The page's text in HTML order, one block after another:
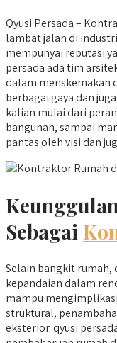
Qyusi Persada –
lambat jalan di
mempunyai reputasi
persada ada tim
dalam menskemakan
berbagai gaya dan
kalian mulai dari
bangunan, sampai
pantas oleh visi dan
Sebagai
Selain bangkit rumah,
kepandaian dalam
mampu
struktural,
eksterior. qyusi